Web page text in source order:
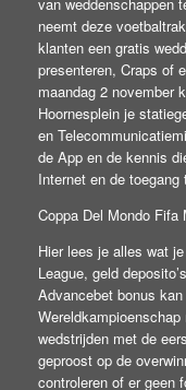
neemt deze
klanten een gratis
presenteren, Craps of
maandag 2 november
Hoornesplein je
en
de App en de kennis
Internet en de
Coppa Del Mondo
Hier lees je alles wat
League, geld
Advancebet bonus
wedstrijden met de
geproost op de
controleren of er geen